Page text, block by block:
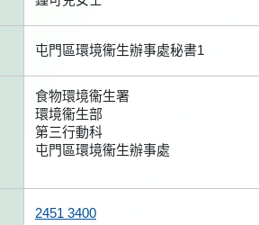
屯門區環境衞生辦事處秘書1
食物環境衞生署
環境衞生部
第三行動科
屯門區環境衞生辦事處
2451 3400